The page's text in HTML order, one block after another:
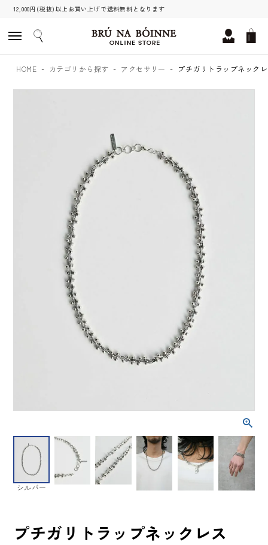
12,000円(税抜)以上お買い上げで送料無料となります
HOME カテゴリから探す アクセサリー プチガリトラップネック
シルバー
プチガリトラップネックレス